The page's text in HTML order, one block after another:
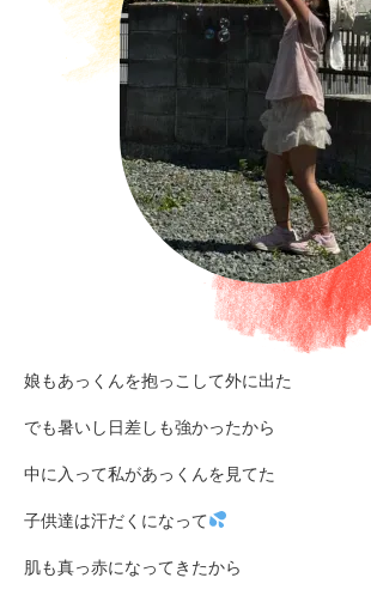
娘もあっくんを抱っこして外に出た
でも暑いし日差しも強かったから
中に入って私があっくんを見てた
子供達は汗だくになって
肌も真っ赤になってきたから